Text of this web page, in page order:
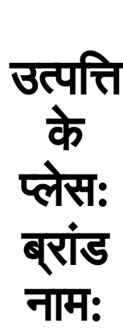
उत्पत्ति
के
प्लेस:
ब्रांड
नाम: